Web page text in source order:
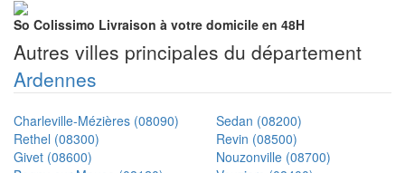
So Colissimo Livraison à votre domicile en 48H
Autres villes principales du département
Ardennes
Charleville-Mézières (08090)
Sedan (08200)
Rethel (08300)
Revin (08500)
Givet (08600)
Nouzonville (08700)